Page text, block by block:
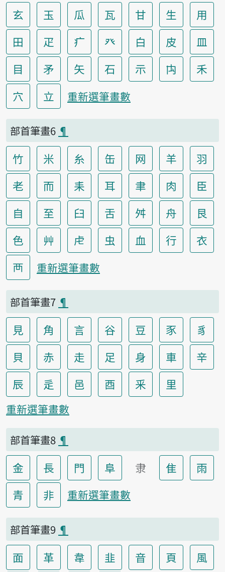
玄 玉 瓜 瓦 甘 生
用
田
疋 疒 癶 白 皮
皿
目
矛 矢 石 示 禸
禾
穴
立 重新選筆畫數
部首筆畫6 ¶
竹 米 糸 缶 网 羊
羽
老
而 耒 耳 聿 肉
臣
自
至 臼 舌 舛 舟
艮
色
艸 虍 虫 血 行
衣
襾
重新選筆畫數
部首筆畫7 ¶
見 角 言 谷 豆 豕
豸
貝
赤 走 足 身 車
辛
辰
辵 邑 酉 釆 里
重新選筆畫數
部首筆畫8 ¶
金 長 門 阜 隶 隹
雨
青
非 重新選筆畫數
部首筆畫9 ¶
面 革 韋 韭 音 頁
風